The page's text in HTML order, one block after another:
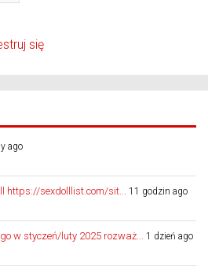
się
ago
https://sexdolllist.com/sit... 11 godzin ago
w styczeń/luty 2025 rozważ... 1 dzień ago